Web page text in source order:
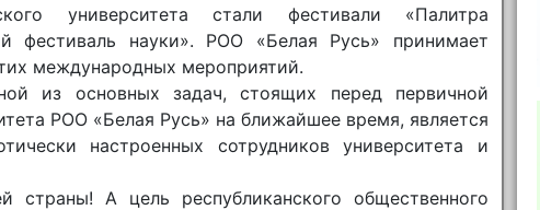
университета стали фестивали «Палитра
фестиваль науки». РОО «Белая Русь» принимает
международных мероприятий.
из основных задач, стоящих перед первичной
РОО «Белая Русь» на ближайшее время, является
настроенных сотрудников университета и
А цель республиканского общественного